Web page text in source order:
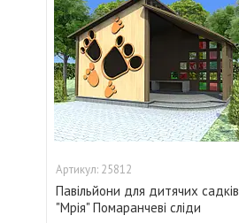
25812
Павільйони для дитячих садків
"Мрія" Помаранчеві сліди